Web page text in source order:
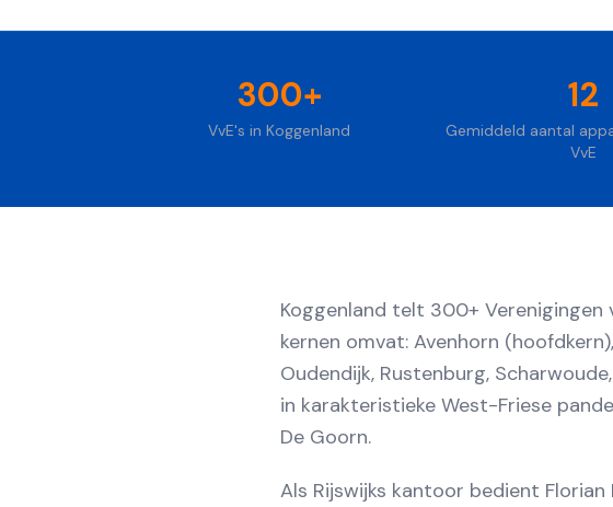
300+
VvE's in Koggenland
12
Gemiddeld aantal
VvE
Koggenland telt 300+ Verenigingen
kernen omvat: Avenhorn
Oudendijk, Rustenburg,
in karakteristieke West-Friese
De Goorn.
Als Rijswijks kantoor bedient